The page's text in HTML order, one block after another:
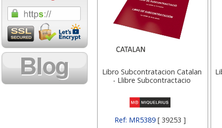
Libro Subcontratacion Catalan
- Llibre Subcontractacio
Ref: MR5389[ 39253 ]
1,08 con Iva 18,02 con
Cartucho HP 304 - 302
Cartucho HP